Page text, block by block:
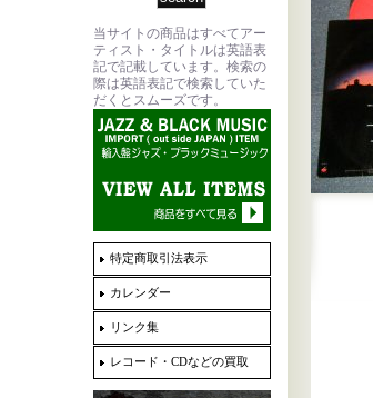
当サイトの商品はすべてアー
ティスト・タイトルは英語表
記で記載しています。検索の
際は英語表記で検索していた
だくとスムーズです。
特定商取引法表示
カレンダー
リンク集
レコード・CDなどの買取